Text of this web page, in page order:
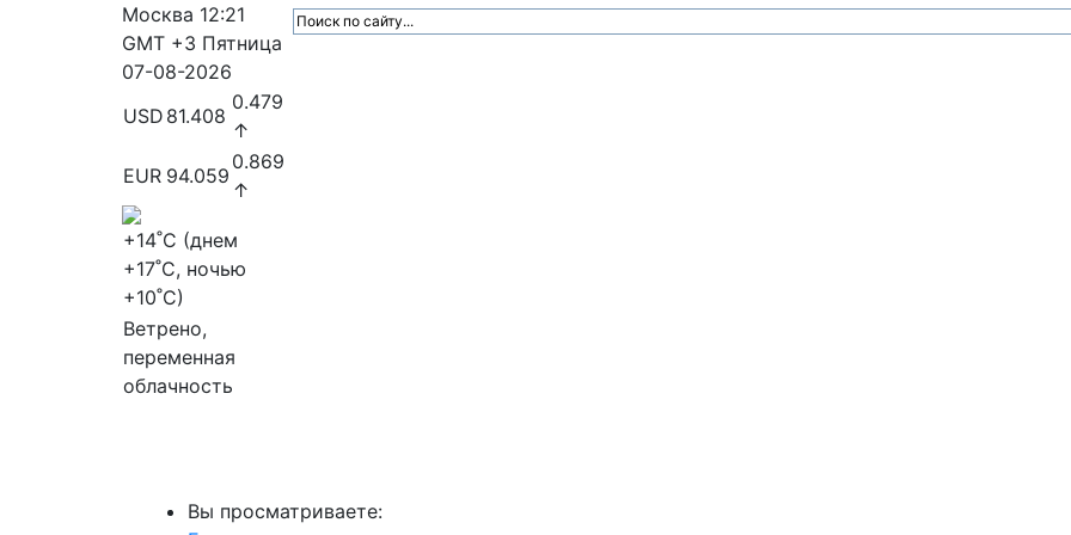
Москва 12:21
GMT +3 Пятница
07-08-2026
USD 81.408
0.479
↑
EUR 94.059
0.869
↑
+14˚C (днем
+17˚C, ночью
+10˚C)
Ветрено,
переменная
облачность
Вы просматриваете: